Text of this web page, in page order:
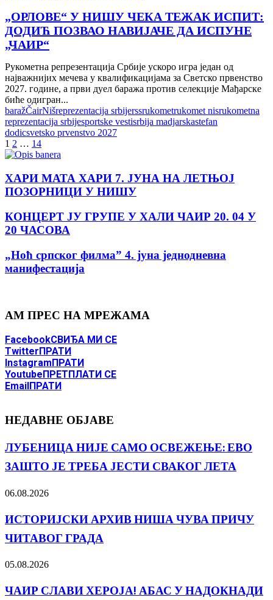
„ОРЛОВЕ“ У НИШУ ЧЕКА ТЕЖАК ИСПИТ:
ДОДИЋ ПОЗВАО НАВИЈАЧЕ ДА ИСПУНЕ
„ЧАИР“
Рукометна репрезентација Србије ускоро игра један од
најважнијих мечева у квалификацијама за Светско првенство
2027. године, а први дуел баража против селекције Мађарске
биће одигран...
baražČairNišreprezentacija srbijerssrukometrukomet nisrukometna
reprezentacija srbijesportske vestisrbija madjarskastefan
dodicsvetsko prvenstvo 2027
Posts
pagination
1 2 … 14
ХАРИ МАТА ХАРИ 7. ЈУНА НА ЛЕТЊОЈ
ПОЗОРНИЦИ У НИШУ
КОНЦЕРТ ЈУ ГРУПЕ У ХАЛИ ЧАИР 20. 04 У
20 ЧАСОВА
„Ноћ српског филма” 4. јуна jеднодневна
манифестација
АМ ПРЕС НА МРЕЖАМА
FacebookСВИЂА МИ СЕ
TwitterПРАТИ
InstagramПРАТИ
YoutubeПРЕТПЛАТИ СЕ
EmailПРАТИ
НЕДАВНЕ ОБЈАВЕ
ЛУБЕНИЦА НИЈЕ САМО ОСВЕЖЕЊЕ: ЕВО
ЗАШТО ЈЕ ТРЕБА ЈЕСТИ СВАКОГ ЛЕТА
06.08.2026
ИСТОРИЈСКИ АРХИВ НИША ЧУВА ПРИЧУ
ЧИТАВОГ ГРАДА
05.08.2026
ЧАИР СЛАВИ ХЕРОЈА! АБАС У НАДОКНАДИ